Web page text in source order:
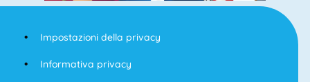
Impostazioni della privacy
Informativa privacy